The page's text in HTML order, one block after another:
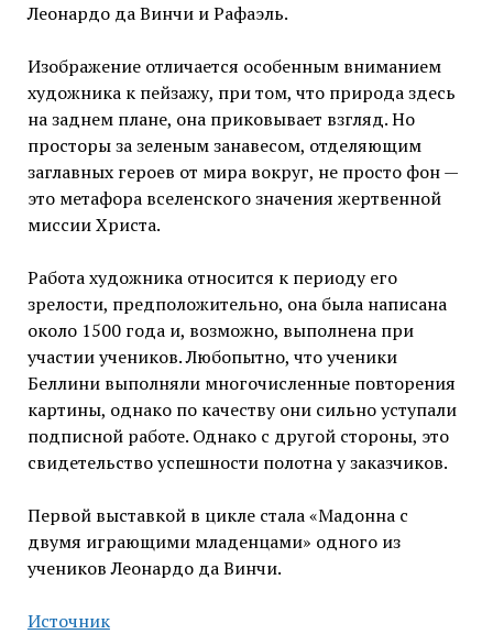
Леонардо да Винчи и Рафаэль.
Изображение отличается особенным вниманием
художника к пейзажу, при том, что природа здесь
на заднем плане, она приковывает взгляд. Но
просторы за зеленым занавесом, отделяющим
заглавных героев от мира вокруг, не просто фон —
это метафора вселенского значения жертвенной
миссии Христа.
Работа художника относится к периоду его
зрелости, предположительно, она была написана
около 1500 года и, возможно, выполнена при
участии учеников. Любопытно, что ученики
Беллини выполняли многочисленные повторения
картины, однако по качеству они сильно уступали
подписной работе. Однако с другой стороны, это
свидетельство успешности полотна у заказчиков.
Первой выставкой в цикле стала «Мадонна с
двумя играющими младенцами» одного из
учеников Леонардо да Винчи.
Источник